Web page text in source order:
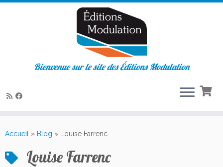
au
Bienvenue sur le site des Éditions Modulation
Accueil » Blog » Louise Farrenc
Louise Farrenc